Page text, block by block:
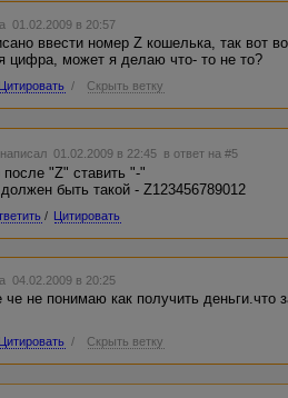
01.02.2009 в 20:57
ввести номер Z кошелька, так вот
цифра, может я делаю что- то не то?
Цитировать / Скрыть ветку
написал 01.02.2009 в 22:45 в ответ на #5
"Z" ставить "-"
быть такой - Z123456789012
/ Цитировать
04.02.2009 в 20:25
не понимаю как получить деньги.что
Цитировать / Скрыть ветку